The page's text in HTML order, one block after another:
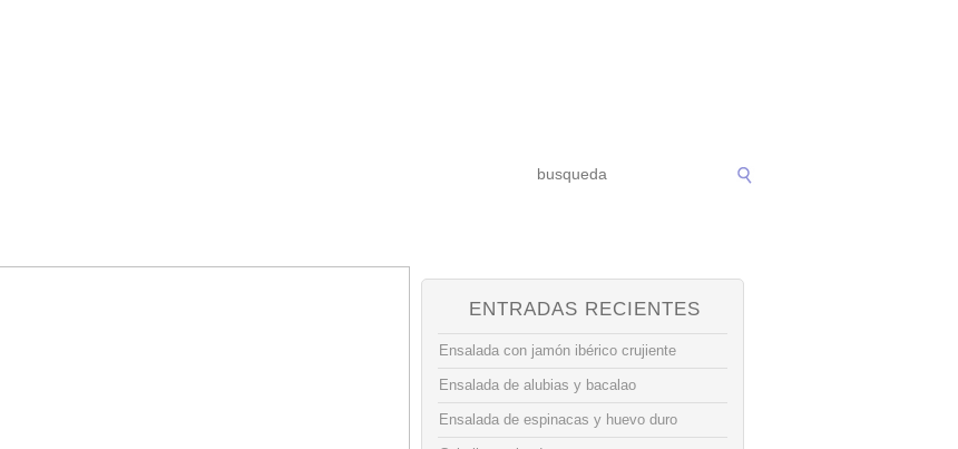
ENTRADAS RECIENTES
Ensalada con jamón ibérico crujiente
Ensalada de alubias y bacalao
Ensalada de espinacas y huevo duro